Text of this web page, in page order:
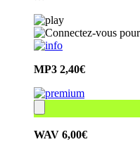
MP3 2,40€
WAV 6,00€